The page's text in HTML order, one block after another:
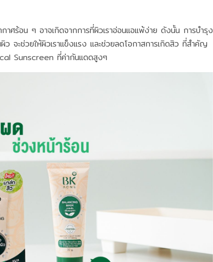
าศร้อน ๆ อาจเกิดจากการที่ผิวเราอ่อนแอแพ้ง่าย ดังนั้น การบำรุง
จะช่วยให้ผิวเราแข็งแรง และช่วยลดโอกาสการเกิดสิว ที่สำคัญ
Sunscreen ที่ค่ากันแดดสูงๆ